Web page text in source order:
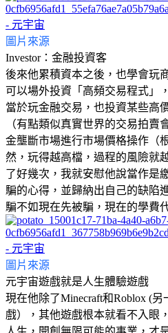
圖片來源
Investor：金融投資客
後來他累積資本之後，也學會玩
可以場外投資「高頻交易程式」
當於玩金融交易，也投資某些高
（有點類似真實世界的交易拍賣
金壟斷市場進行市場價格操作（
然，玩得越高檔，過程的風險就
了好幾次，我就安慰他說當作是
騙的心得，並歸納出自己的缺陷
騙不如現在先被騙，現在的學費
圖片來源
元宇宙遊戲就是人生體驗遊戲
現在他除了Minecraft和Roblox (
戲），其他遊戲根本就看不入眼